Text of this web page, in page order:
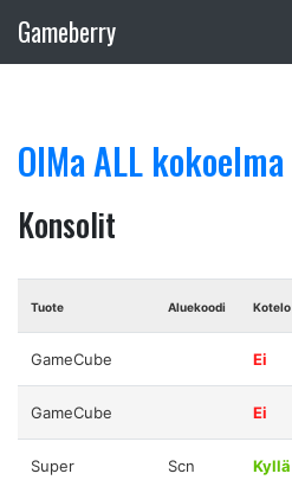
Gameberry
OlMa ALL kokoelma
Konsolit
Tuote Aluekoodi Kotelo
GameCube Ei
GameCube Ei
Super
Scn Kyllä